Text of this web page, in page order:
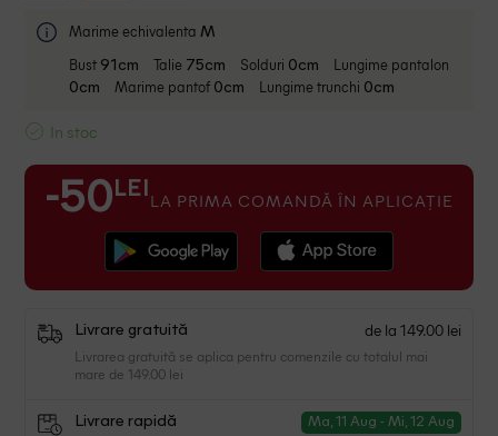
Marime echivalenta M
Bust 91cm Talie 75cm Solduri 0cm Lungime pantalon
0cm Marime pantof 0cm Lungime trunchi 0cm
In stoc
-50 LEI LA PRIMA COMANDĂ ÎN APLICAȚIE
Livrare gratuită de la 149.00 lei
Livrarea gratuită se aplica pentru comenzile cu totalul mai
mare de 149.00 lei
Livrare rapidă Ma, 11 Aug - Mi, 12 Aug